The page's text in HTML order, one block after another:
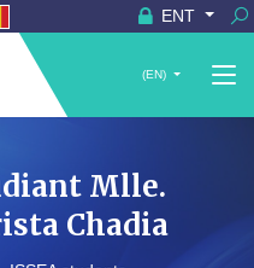
ENT
(EN)
Mlle.
Chadia